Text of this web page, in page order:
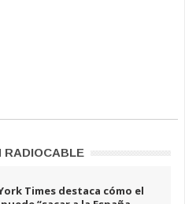
RADIOCABLE
Times destaca cómo el